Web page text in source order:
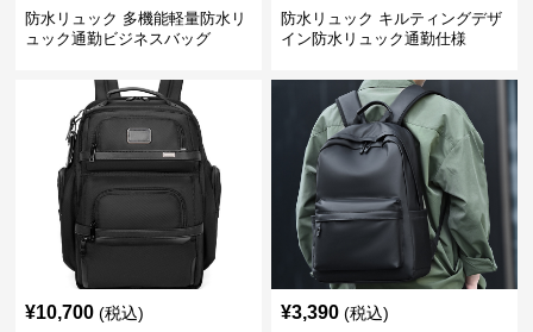
防水リュック 多機能軽量防水リ
ュック通勤ビジネスバッグ
防水リュック キルティングデザ
イン防水リュック通勤仕様
¥10,700 (税込) ¥3,390 (税込)